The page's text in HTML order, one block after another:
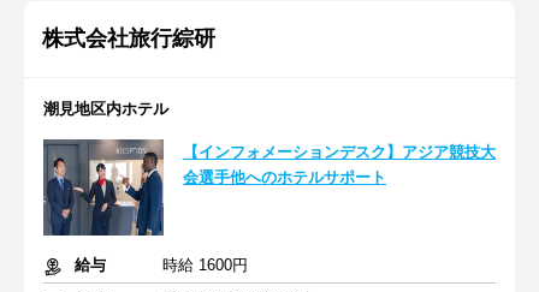
株式会社旅行綜研
潮見地区内ホテル
【インフォメーションデスク】アジア競技大
会選手他へのホテルサポート
給与
時給 1600円